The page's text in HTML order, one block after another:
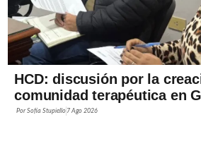
HCD: discusión por la
comunidad terapéutica en
PorSofía Stupiello 7 Ago 2026